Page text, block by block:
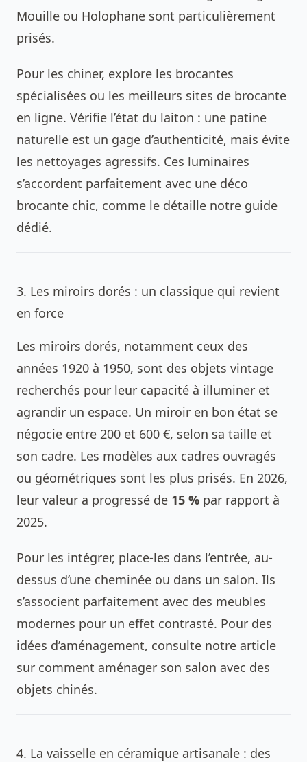
Mouille ou Holophane sont particulièrement
prisés.
Pour les chiner, explore les brocantes
spécialisées ou les meilleurs sites de brocante
en ligne. Vérifie l’état du laiton : une patine
naturelle est un gage d’authenticité, mais évite
les nettoyages agressifs. Ces luminaires
s’accordent parfaitement avec une déco
brocante chic, comme le détaille notre guide
dédié.
3. Les miroirs dorés : un classique qui revient
en force
Les miroirs dorés, notamment ceux des
années 1920 à 1950, sont des objets vintage
recherchés pour leur capacité à illuminer et
agrandir un espace. Un miroir en bon état se
négocie entre 200 et 600 €, selon sa taille et
son cadre. Les modèles aux cadres ouvragés
ou géométriques sont les plus prisés. En 2026,
leur valeur a progressé de 15 % par rapport à
2025.
Pour les intégrer, place-les dans l’entrée, au-
dessus d’une cheminée ou dans un salon. Ils
s’associent parfaitement avec des meubles
modernes pour un effet contrasté. Pour des
idées d’aménagement, consulte notre article
sur comment aménager son salon avec des
objets chinés.
4. La vaisselle en céramique artisanale : des